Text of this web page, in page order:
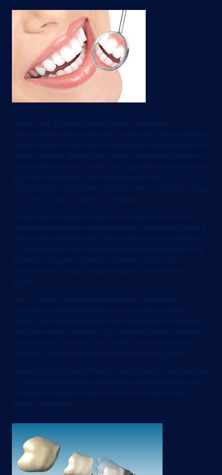
Gli interventi di impiantologia dentale da sempre
preoccupano molto le persone, ce cercano così di saperne
sempre di più per arrivare più preparati e tranquilli dinanzi al
proprio dentista. Spesso però riuscire a trovare le giuste e
corrette informazioni in merito ad argomenti così delicati non
è poi così facile, tanti sono infatti i siti online che
sponsorizzano un prodotto anziché un altro o scrivono notizie
da fonti non proprio certe e controllate.
Ma da oggi tutti questi problemi sono finiti, perché c’è un
nuovo ed interessante sito internet che ti aiuterà e ti guiderà
nella scelta dell’intervento e del professionista più adatto a
te. Si tratta del sito web prezzoimpiantidentalimilano.it che ti
aiuterà a navigare in questo sconfinato oceano di
informazioni e notizie, dandoti sempre contenuti certi e di
Solo su questo sito infatti potrai leggere delle migliori
tecniche più all’avanguardia per curare i tuoi problemi
dentali, oltre ai professionisti della città di Milano e ai relativi
prezzi che questi applicano. Solo qui infatti potrai scegliere lo
studio dentistico di Milano più adatto alle tue esigenze e
necessità, senza mai perdere di vista prezzo e qualità.
Su prezzoimpiantidentalimilano.it potrai anche fare preventivi
e confrontarli anche con quelli del tuo vecchio dentista, per
scegliere al meglio e tenendo conto di tutti gli elementi
davvero importanti.